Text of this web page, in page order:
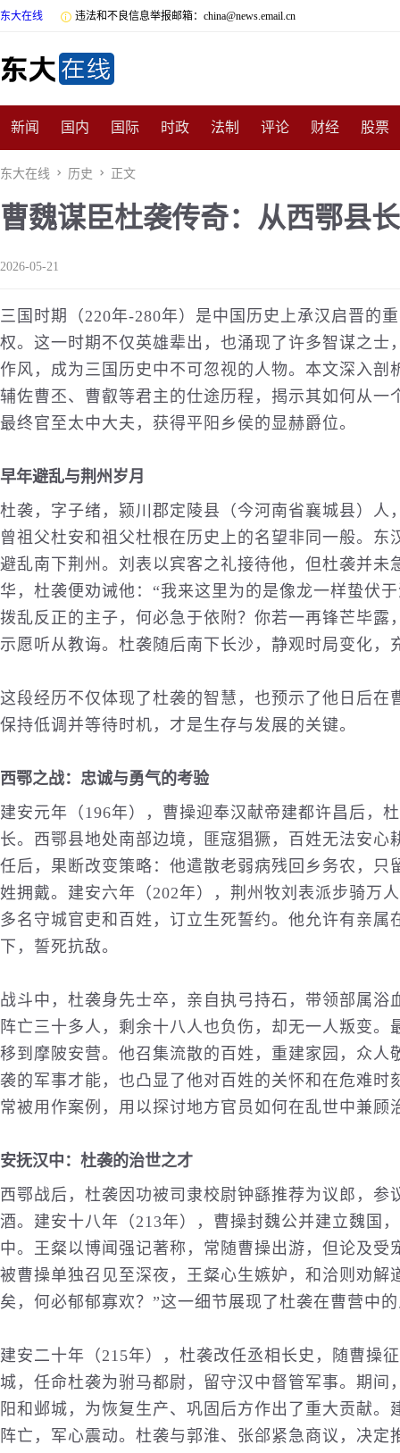
东大在线  违法和不良信息举报邮箱：china@news.email.cn
新闻 国内 国际 时政 法制 评论 财经 股票
数码 民俗 招商
非遗 公益 娱乐 游戏 影视 明星 时尚 体育
东大在线  历史  正文
曹魏谋臣杜袭传奇：从西鄂县
2026-05-21
三国时期（220年-280年）是中国 历史 上承汉启晋的
权。这一时期不仅英雄辈出，也涌现了许多智谋之
作风，成为三国历史中不可忽视的人物。本文深入剖
辅佐曹丕、曹叡等君主的仕途历程，揭示其如何从
最终官至太中大夫，获得平阳乡侯的显赫爵位。
早年避乱与荆州岁月
杜袭，字子绪，颍川郡定陵县（今河南省襄城县）
曾祖父杜安和祖父杜根在历史上的名望非同一般。
避乱南下荆州。刘表以宾客之礼接待他，但杜袭并
华，杜袭便劝诫他：“我来这里为的是像龙一样蛰伏
拨乱反正的主子，何必急于依附？你若一再锋芒毕露
示愿听从教诲。杜袭随后南下长沙，静观时局变化，
这段经历不仅体现了杜袭的智慧，也预示了他日后
保持低调并等待时机，才是生存与发展的关键。
西鄂之战：忠诚与勇气的考验
建安元年（196年），曹操迎奉汉献帝建都许昌后，
长。西鄂县地处南部边境，匪寇猖獗，百姓无法安
任后，果断改变策略：他遣散老弱病残回乡务农，
姓拥戴。建安六年（202年），荆州牧刘表派步骑万
多名守城官吏和百姓，订立生死誓约。他允许有亲
下，誓死抗敌。
战斗中，杜袭身先士卒，亲自执弓持石，带领部属
阵亡三十多人，剩余十八人也负伤，却无一人叛变
移到摩陂安营。他召集流散的百姓，重建家园，众
袭的军事才能，也凸显了他对百姓的关怀和在危难
常被用作案例，用以探讨地方官员如何在乱世中兼顾
安抚汉中：杜袭的治世之才
西鄂战后，杜袭因功被司隶校尉钟繇推荐为议郎，
酒。建安十八年（213年），曹操封魏公并建立魏国
中。王粲以博闻强记著称，常随曹操出游，但论及
被曹操单独召见至深夜，王粲心生嫉妒，和洽则劝解
矣，何必郁郁寡欢？”这一细节展现了杜袭在曹营中
建安二十年（215年），杜袭改任丞相长史，随曹操
城，任命杜袭为驸马都尉，留守汉中督管军事。期
阳和邺城，为恢复生产、巩固后方作出了重大贡献
阵亡，军心震动。杜袭与郭淮、张郃紧急商议，决